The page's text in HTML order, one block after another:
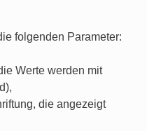
folgenden Parameter:
Werte werden mit
die angezeigt